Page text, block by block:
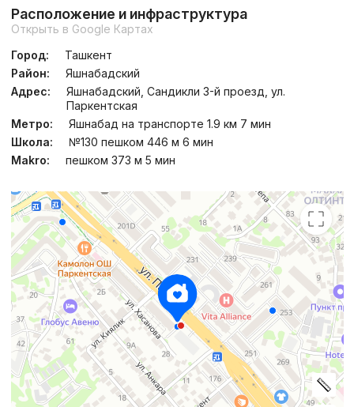
Расположение и инфраструктура
Открыть в Google Картах
Город:
Ташкент
Район:
Яшнабадский
Адрес:
Яшнабадский, Сандикли 3-й проезд, ул.
Паркентская
Метро:
Яшнабад на транспорте 1.9 км 7 мин
Школа:
№130 пешком 446 м 6 мин
Makro:
пешком 373 м 5 мин